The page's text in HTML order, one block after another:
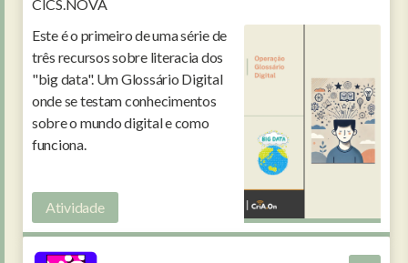
CICS.NOVA
Este é o primeiro de uma série de
três recursos sobre literacia dos
"big data". Um Glossário Digital
onde se testam conhecimentos
sobre o mundo digital e como
funciona.
Atividade